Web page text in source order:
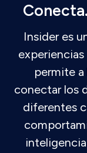
Insider es
permite a
conectar los
diferentes